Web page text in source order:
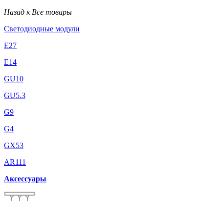
Назад к Все товары
Светодиодные модули
E27
E14
GU10
GU5.3
G9
G4
GX53
AR111
Аксессуары